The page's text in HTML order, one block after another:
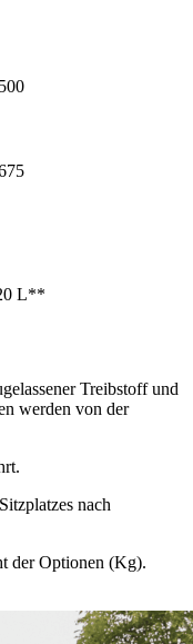
L**
Treibstoff und
werden von der
nach
der Optionen (Kg).